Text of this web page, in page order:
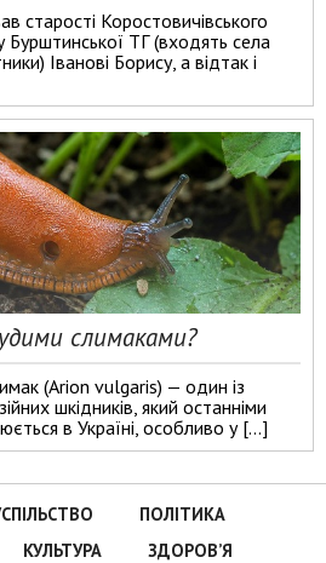
старості Коростовичівського
Бурштинської ТГ (входять села
Іванові Борису, а відтак і
слимаками?
(Arion vulgaris) — один із
шкідників, який останніми
в Україні, особливо у […]
ПОЛІТИКА
КУЛЬТУРА ЗДОРОВ’Я